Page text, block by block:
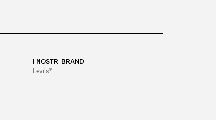
I NOSTRI BRAND
Levi's®